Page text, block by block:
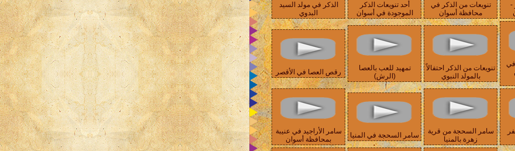
-
تنويعات من الذكر في
محافظة أسوان
أحد تنويعات الذكر
الموجودة في أسوان
الذكر في مولد السيد
البدوي
في
تنويعات من الذكر احتفالاً
بالمولد النبوي
تمهيد للعب بالعصا
(الرش)
رقص العصا في الأقصر
سامر السحجة من قرية
زهرة بالمنيا
سامر السحجة في المنيا
سامر الأراجيد في عنيبة
بمحافظة أسوان